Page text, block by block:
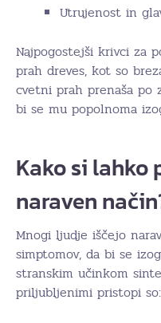
Utrujenost in
Najpogostejši krivci za
prah dreves, kot so
cvetni prah prenaša po
bi se mu popolnoma
Kako si lahko
naraven
Mnogi ljudje iščejo
simptomov, da bi se
stranskim učinkom
priljubljenimi pristopi so: